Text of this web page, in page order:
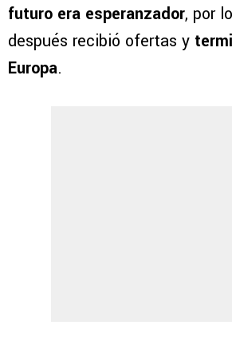
futuro era esperanzador, por
después recibió ofertas y
Europa.